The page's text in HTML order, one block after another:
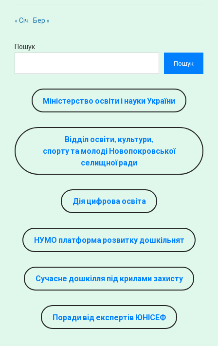
« Січ Бер »
Пошук
Пошук
Міністерство освіти і науки України
Відділ освіти, культури,
спорту та молоді Новопокровської
селищної ради
Дія цифрова освіта
НУМО платформа розвитку дошкільнят
Сучасне дошкілля під крилами захисту
Поради від експертів ЮНІСЕФ